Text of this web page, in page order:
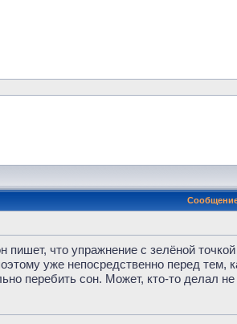
что упражнение с зелёной
уже непосредственно перед тем,
перебить сон. Может, кто-то делал